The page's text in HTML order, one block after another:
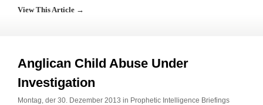
View This Article →
Anglican Child Abuse Under
Investigation
Montag, der 30. Dezember 2013 in Prophetic Intelligence Briefings